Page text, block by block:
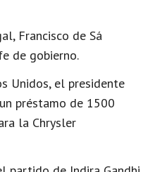
Francisco de Sá
de gobierno.
Unidos, el presidente
préstamo de 1500
la Chrysler